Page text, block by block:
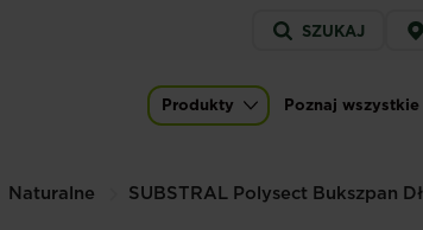
Service
menu
SZUKAJ
Main navigation
Produkty Poznaj
Naturalne SUBSTRAL Polysect Bukszpan